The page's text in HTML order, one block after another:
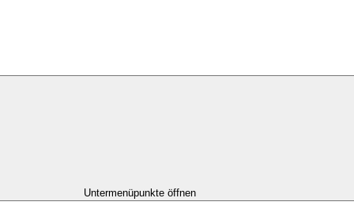
Untermenüpunkte öffnen